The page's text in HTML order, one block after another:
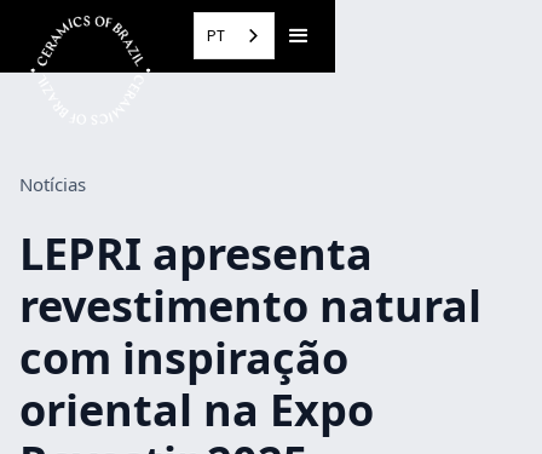
PT
Notícias
LEPRI apresenta
revestimento natural
com inspiração
oriental na Expo